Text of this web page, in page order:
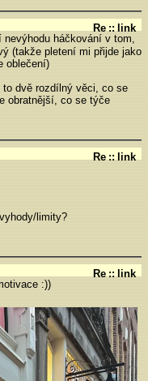
Re :: link
háčkování v tom,
(takže pletení mi přijde jako
oblečení)
dvě rozdílný věci, co se
obratnější, co se týče
Re :: link
limity?
Re :: link
:))